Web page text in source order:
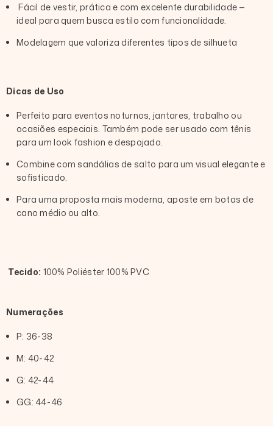
Fácil de vestir, prática e com excelente durabilidade —
ideal para quem busca estilo com funcionalidade.
Modelagem que valoriza diferentes tipos de silhueta
Dicas de Uso
Perfeito para eventos noturnos, jantares, trabalho ou
ocasiões especiais. Também pode ser usado com tênis
para um look fashion e despojado.
Combine com sandálias de salto para um visual elegante e
sofisticado.
Para uma proposta mais moderna, aposte em botas de
cano médio ou alto.
Tecido: 100% Poliéster 100% PVC
Numerações
P: 36-38
M: 40-42
G: 42-44
GG: 44-46